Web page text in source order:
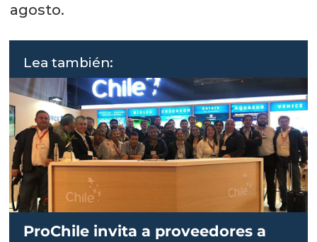
agosto.
Lea también:
ProChile invita a proveedores a